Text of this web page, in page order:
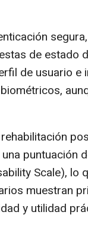
de estado
de usuario e
puntuación
Scale), lo
muestran
y utilidad